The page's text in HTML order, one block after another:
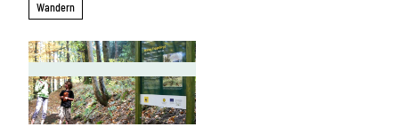
Wandern